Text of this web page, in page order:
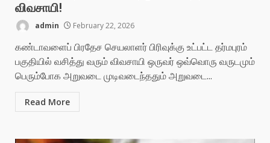
விவசாயி!
admin February 22, 2026
கண்டாவளைப் பிரதேச செயலாளர் பிரிவுக்கு உட்பட்ட தர்மபுரம்
பகுதியில் வசித்து வரும் விவசாயி ஒருவர் ஒவ்வொரு வருடமும்
பெரும்போக அறுவடை முடிவடைந்ததும் அறுவடை...
Read More